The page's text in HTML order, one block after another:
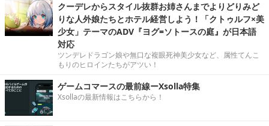
クーデレからスタイル抜群お姉さんまでよりどりみど
りな人外娘たちとホテル経営しよう！「クトゥルフ×美
少女」テーマのADV『ヨグ=ソトースの庭』が日本語
対応
ツンデレドラゴン娘や無口な複眼死神美少女など、属性てんこ
もりのヒロインたちがアツい！
ゲームコマースの最前線ーXsolla特集
Xsollaの最新情報はこちらから！